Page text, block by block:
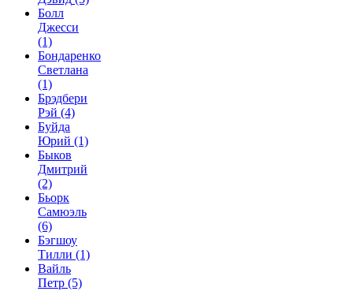
Болл
Джесси
(1)
Бондаренко
Светлана
(1)
Брэдбери
Рэй (4)
Буйда
Юрий (1)
Быков
Дмитрий
(2)
Бьорк
Самюэль
(6)
Бэгшоу
Тилли (1)
Вайль
Петр (5)